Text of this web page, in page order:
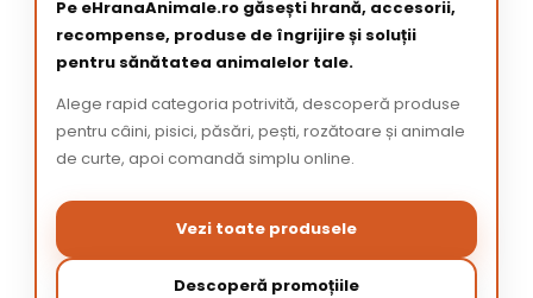
Pe eHranaAnimale.ro găsești hrană, accesorii,
recompense, produse de îngrijire și soluții
pentru sănătatea animalelor tale.
Alege rapid categoria potrivită, descoperă produse
pentru câini, pisici, păsări, pești, rozătoare și animale
de curte, apoi comandă simplu online.
Vezi toate produsele
Descoperă promoțiile